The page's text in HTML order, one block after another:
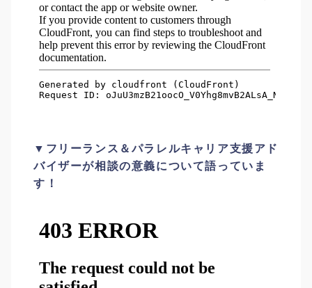
▼フリーランス＆パラレルキャリア支援アド
バイザーが相談の意義について語っていま
す！